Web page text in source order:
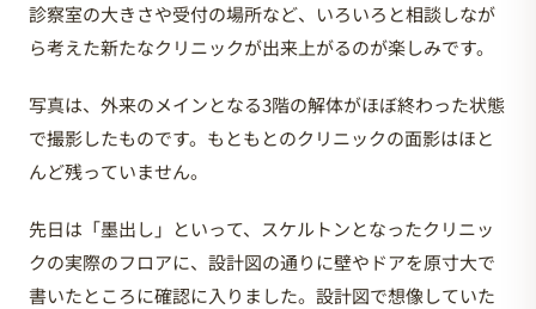
診察室の大きさや受付の場所など、いろいろと相談しなが
ら考えた新たなクリニックが出来上がるのが楽しみです。
写真は、外来のメインとなる3階の解体がほぼ終わった状態
で撮影したものです。もともとのクリニックの面影はほと
んど残っていません。
先日は「墨出し」といって、スケルトンとなったクリニッ
クの実際のフロアに、設計図の通りに壁やドアを原寸大で
書いたところに確認に入りました。設計図で想像していた